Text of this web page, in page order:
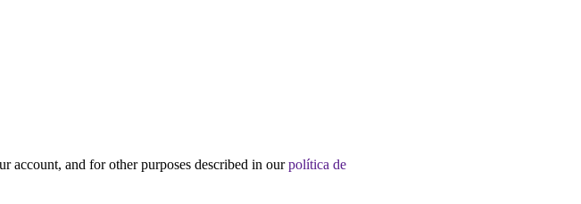
account, and for other purposes described in ourpolítica de